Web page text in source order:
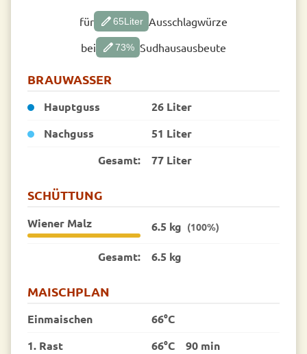
für edit65Liter Ausschlagwürze
bei edit73% Sudhausausbeute
BRAUWASSER
Hauptguss
26 Liter
Nachguss
51 Liter
Gesamt:
77 Liter
SCHÜTTUNG
Wiener Malz 6.5 kg (100%)
Gesamt: 6.5 kg
MAISCHPLAN
Einmaischen
66°C
1. Rast
66°C
90 min